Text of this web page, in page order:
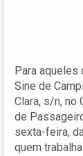
Para aqueles
Sine de
Clara, s/n, no
de
sexta-feira,
quem